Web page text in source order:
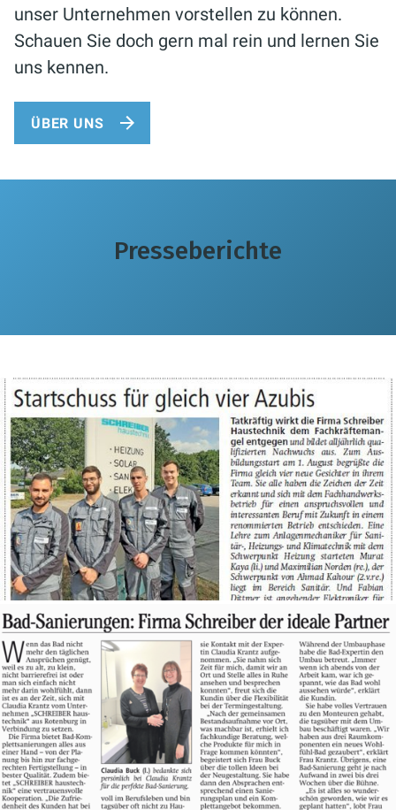
unser Unternehmen vorstellen zu können.
Schauen Sie doch gern mal rein und lernen Sie
uns kennen.
ÜBER UNS
Presseberichte